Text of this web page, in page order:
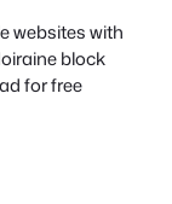
websites with
block
for free